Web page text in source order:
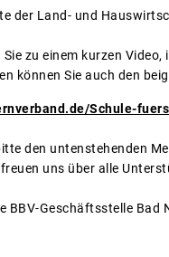
der Land- und
zu einem kurzen
können Sie auch den
Schule-
den untenstehenden
uns über alle
BBV-Geschäftsstelle Bad